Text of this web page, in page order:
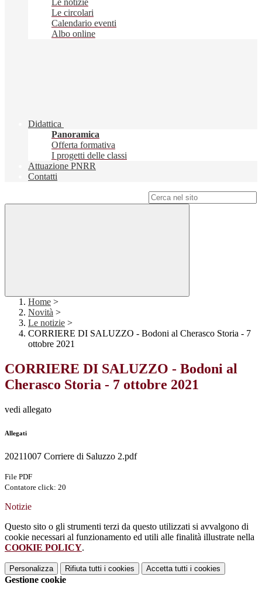
Le notizie
Le circolari
Calendario eventi
Albo online
Didattica
Panoramica
Offerta formativa
I progetti delle classi
Attuazione PNRR
Contatti
Home >
Novità >
Le notizie >
CORRIERE DI SALUZZO - Bodoni al Cherasco Storia - 7
ottobre 2021
CORRIERE DI SALUZZO - Bodoni al
Cherasco Storia - 7 ottobre 2021
vedi allegato
Allegati
20211007 Corriere di Saluzzo 2.pdf
File PDF
Contatore click: 20
Notizie
Questo sito o gli strumenti terzi da questo utilizzati si avvalgono di
cookie necessari al funzionamento ed utili alle finalità illustrate nella
COOKIE POLICY.
Personalizza Rifiuta tutti i cookies Accetta tutti i cookies
Gestione cookie